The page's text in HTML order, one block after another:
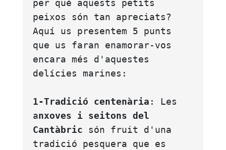
per què aquests petits
peixos són tan apreciats?
Aquí us presentem 5 punts
que us faran enamorar-vos
encara més d'aquestes
delícies marines:
1-Tradició centenària : Les
anxoves i seitons del
Cantàbric són fruit d'una
tradició pesquera que es